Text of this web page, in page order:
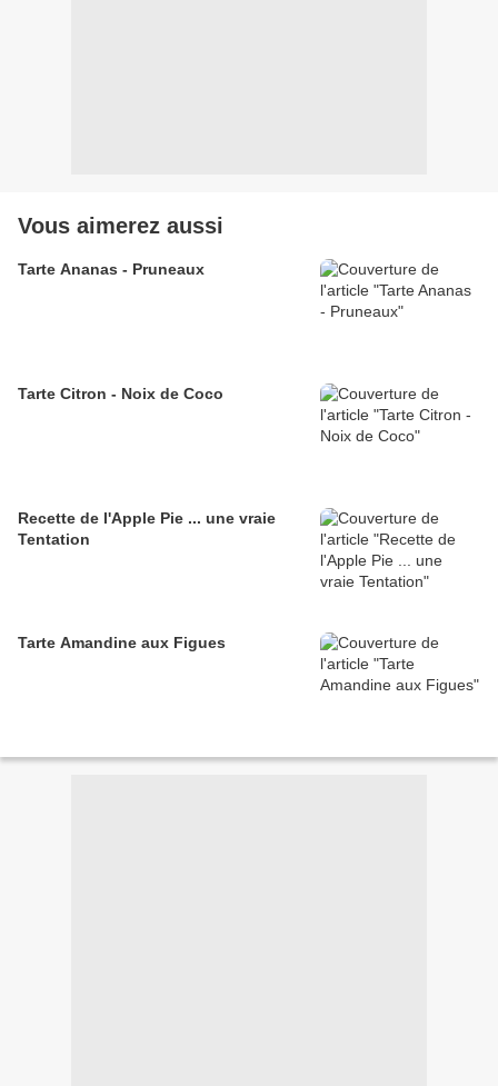
Vous aimerez aussi
Tarte Ananas - Pruneaux
Tarte Citron - Noix de Coco
Recette de l'Apple Pie ... une vraie
Tentation
Tarte Amandine aux Figues